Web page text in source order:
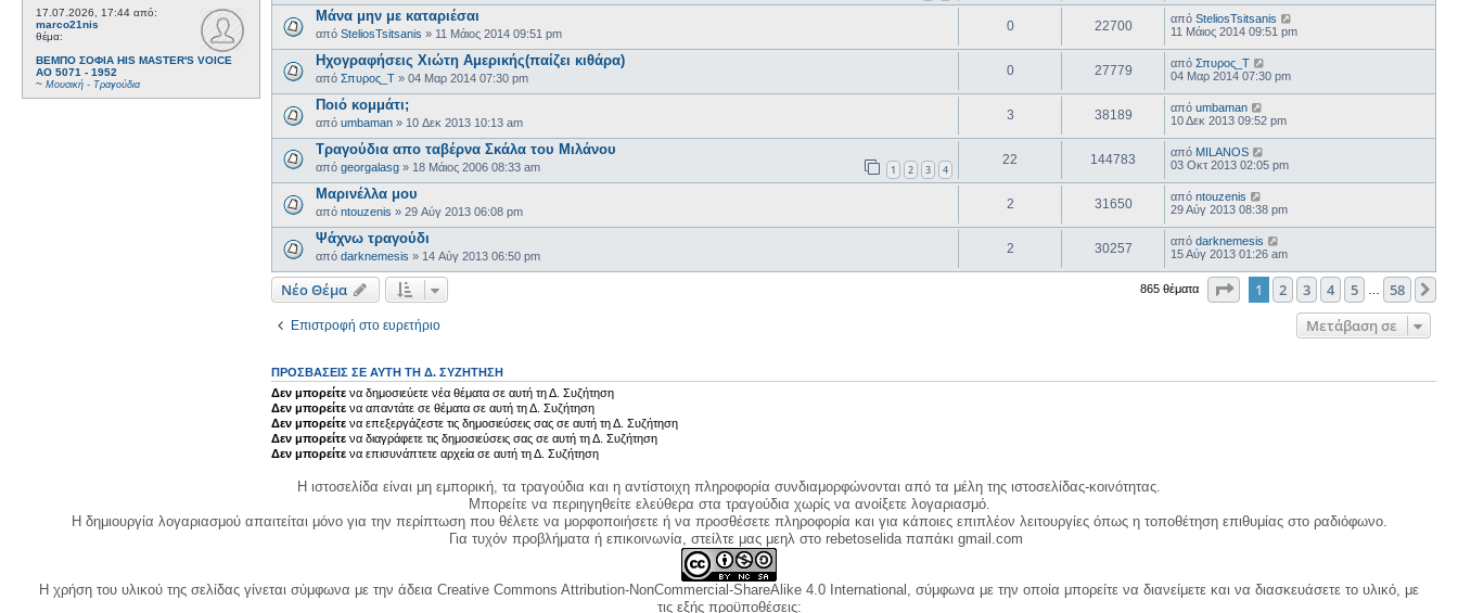
17.07.2026, 17:44 από:
marco21nis
θέμα:
ΒΕΜΠΟ ΣΟΦΙΑ HIS MASTER'S VOICE
AO 5071 - 1952
~ Μουσική - Τραγούδια
Μάνα μην με καταριέσαι
από SteliosTsitsanis » 11 Μάιος 2014 09:51 pm
0 22700 από SteliosTsitsanis
11 Μάιος 2014 09:51 pm
Ηχογραφήσεις Χιώτη Αμερικής(παίζει κιθάρα)
από Σπυρος_Τ » 04 Μαρ 2014 07:30 pm
0 27779 από Σπυρος_Τ
04 Μαρ 2014 07:30 pm
Ποιό κομμάτι;
από umbaman » 10 Δεκ 2013 10:13 am
3 38189 από umbaman
10 Δεκ 2013 09:52 pm
Τραγούδια απο ταβέρνα Σκάλα του Μιλάνου
από georgalasg » 18 Μάιος 2006 08:33 am 1 2 3 4
22 144783 από MILANOS
03 Οκτ 2013 02:05 pm
Μαρινέλλα μου
από ntouzenis » 29 Αύγ 2013 06:08 pm
2 31650 από ntouzenis
29 Αύγ 2013 08:38 pm
Ψάχνω τραγούδι
από darknemesis » 14 Αύγ 2013 06:50 pm
2 30257 από darknemesis
15 Αύγ 2013 01:26 am
Νέο Θέμα 865 θέματα Σελίδα1 από 58
1 2 3 4 5 58
Επιστροφή στο ευρετήριο Μετάβαση σε
ΠΡΟΣΒΆΣΕΙΣ ΣΕ ΑΥΤΉ ΤΗ Δ. ΣΥΖΉΤΗΣΗ
Δεν μπορείτε να δημοσιεύετε νέα θέματα σε αυτή τη Δ. Συζήτηση
Δεν μπορείτε να απαντάτε σε θέματα σε αυτή τη Δ. Συζήτηση
Δεν μπορείτε να επεξεργάζεστε τις δημοσιεύσεις σας σε αυτή τη Δ. Συζήτηση
Δεν μπορείτε να διαγράφετε τις δημοσιεύσεις σας σε αυτή τη Δ. Συζήτηση
Δεν μπορείτε να επισυνάπτετε αρχεία σε αυτή τη Δ. Συζήτηση
Η ιστοσελίδα είναι μη εμπορική, τα τραγούδια και η αντίστοιχη πληροφορία συνδιαμορφώνονται από τα μέλη της ιστοσελίδας-κοινότητας.
Μπορείτε να περιηγηθείτε ελεύθερα στα τραγούδια χωρίς να ανοίξετε λογαριασμό.
Η δημιουργία λογαριασμού απαιτείται μόνο για την περίπτωση που θέλετε να μορφοποιήσετε ή να προσθέσετε πληροφορία και για κάποιες επιπλέον λειτουργίες όπως η τοποθέτηση επιθυμίας στο ραδιόφωνο.
Για τυχόν προβλήματα ή επικοινωνία, στείλτε μας μεηλ στο rebetoselida παπάκι gmail.com
Η χρήση του υλικού της σελίδας γίνεται σύμφωνα με την άδεια Creative Commons Attribution-NonCommercial-ShareAlike 4.0 International, σύμφωνα με την οποία μπορείτε να διανείμετε και να διασκευάσετε το υλικό, με
τις εξής προϋποθέσεις: